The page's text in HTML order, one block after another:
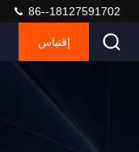
86--18127591702
إقتباس